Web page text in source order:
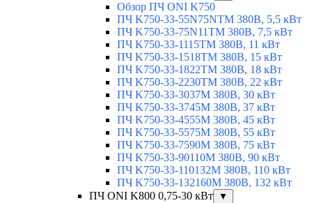
Обзор ПЧ ONI K750
ПЧ K750-33-55N75NTM 380В, 5,5 кВт
ПЧ K750-33-75N11TM 380В, 7,5 кВт
ПЧ K750-33-1115TM 380В, 11 кВт
ПЧ K750-33-1518TM 380В, 15 кВт
ПЧ K750-33-1822TM 380В, 18 кВт
ПЧ K750-33-2230TM 380В, 22 кВт
ПЧ K750-33-3037M 380В, 30 кВт
ПЧ K750-33-3745M 380В, 37 кВт
ПЧ K750-33-4555M 380В, 45 кВт
ПЧ K750-33-5575M 380В, 55 кВт
ПЧ K750-33-7590M 380В, 75 кВт
ПЧ K750-33-90110M 380В, 90 кВт
ПЧ K750-33-110132M 380В, 110 кВт
ПЧ K750-33-132160M 380В, 132 кВт
ПЧ ONI K800 0,75-30 кВт
▼